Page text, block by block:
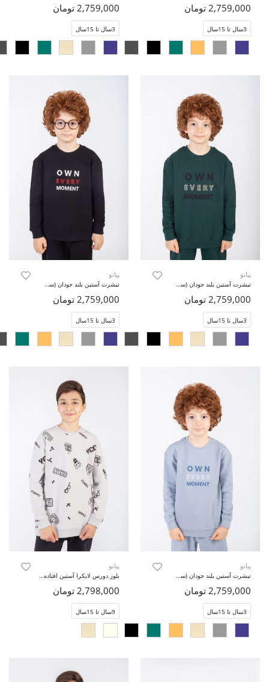
2,759,000 تومان
3سال تا 15سال
2,759,000 تومان
3سال تا 15سال
پیانو
تیشرت آستین بلند جودان (ست با کد 11436)
2,759,000 تومان
3سال تا 15سال
پیانو
تیشرت آستین بلند جودان (ست با کد 11436)
2,759,000 تومان
3سال تا 15سال
پیانو
تیشرت آستین بلند جودان (ست با کد 11436)
2,759,000 تومان
3سال تا 15سال
پیانو
بلوز دورس لایکرا آستین افتاده (ست با کد 11422)
2,798,000 تومان
9سال تا 15سال